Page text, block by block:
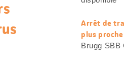
Arrêt de
plus proche
Brugg SBB